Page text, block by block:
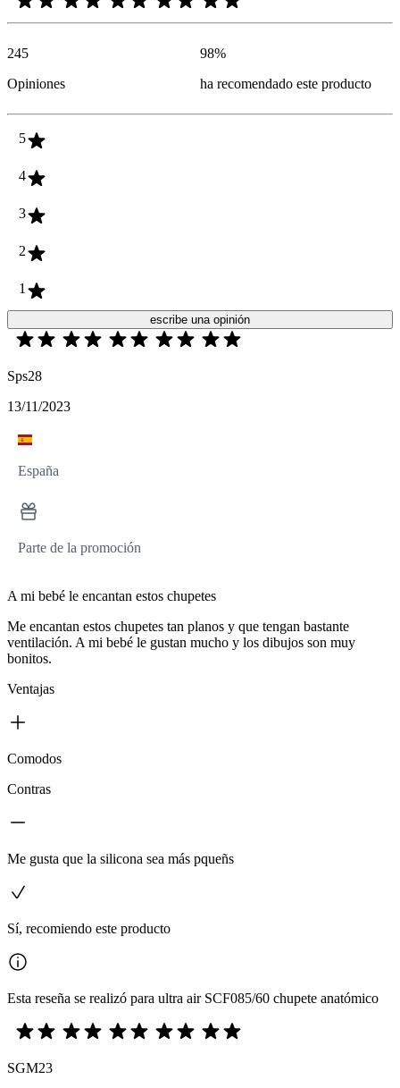
245
Opiniones
98%
ha recomendado este producto
5
4
3
2
1
escribe una opinión
Sps28
13/11/2023
España
Parte de la promoción
A mi bebé le encantan estos chupetes
Me encantan estos chupetes tan planos y que tengan bastante
ventilación. A mi bebé le gustan mucho y los dibujos son muy
bonitos.
Ventajas
Comodos
Contras
Me gusta que la silicona sea más pqueñs
Sí, recomiendo este producto
Esta reseña se realizó para ultra air SCF085/60 chupete anatómico
SGM23